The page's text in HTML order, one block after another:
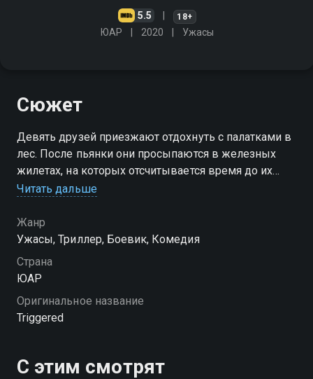
5.5 18+
ЮАР 2020 Ужасы
Сюжет
Девять друзей приезжают отдохнуть с палатками в
лес. После пьянки они просыпаются в железных
жилетах, на которых отсчитывается время до их
смерти
Читать дальше
Жанр
Ужасы, Триллер, Боевик, Комедия
Страна
ЮАР
Оригинальное название
Triggered
С этим смотрят